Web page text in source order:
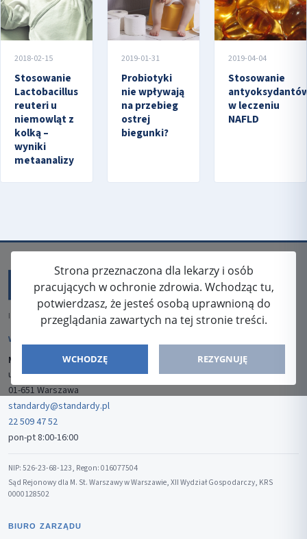
2018-02-15
Stosowanie
Lactobacillus
reuteri u
niemowląt z
kolką –
wyniki
metaanalizy
2019-01-31
Probiotyki
nie wpływają
na przebieg
ostrej
biegunki?
2019-04-04
Stosowanie
w leczeniu
NAFLD
Strona przeznaczona dla lekarzy i osób
pracujących w ochronie zdrowia. Wchodząc tu,
potwierdzasz, że jesteś osobą uprawnioną do
przeglądania zawartych na tej stronie treści.
WCHODZĘ REZYGNUJĘ
ISSN: 2080-5438
WYDAWCA
Media-Press Sp. z o.o.
ul. Gwiaździsta 7B/8
01-651 Warszawa
standardy@standardy.pl
22 509 47 52
pon-pt 8:00-16:00
NIP: 526-23-68-123, Regon: 016077504
Sąd Rejonowy dla M. St. Warszawy w Warszawie, XII Wydział Gospodarczy, KRS
0000128502
BIURO ZARZĄDU